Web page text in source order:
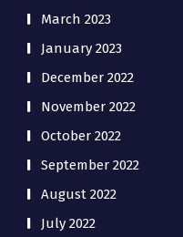
March 2023
January 2023
December 2022
November 2022
October 2022
September 2022
August 2022
July 2022